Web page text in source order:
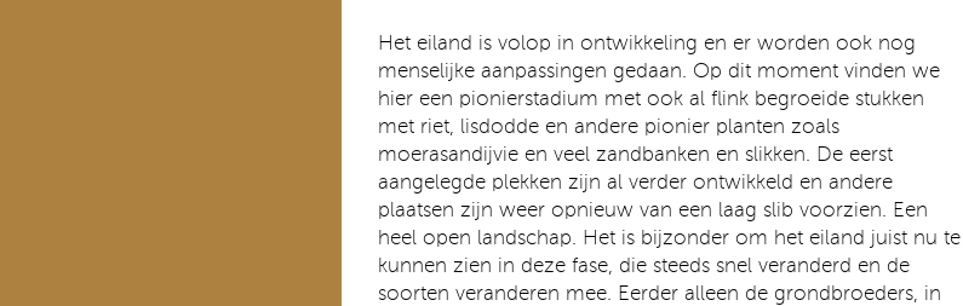
Het eiland is volop in ontwikkeling en er worden ook nog
menselijke aanpassingen gedaan. Op dit moment vinden we
hier een pionierstadium met ook al flink begroeide stukken
met riet, lisdodde en andere pionier planten zoals
moerasandijvie en veel zandbanken en slikken. De eerst
aangelegde plekken zijn al verder ontwikkeld en andere
plaatsen zijn weer opnieuw van een laag slib voorzien. Een
heel open landschap. Het is bijzonder om het eiland juist nu te
kunnen zien in deze fase, die steeds snel veranderd en de
soorten veranderen mee. Eerder alleen de grondbroeders, in